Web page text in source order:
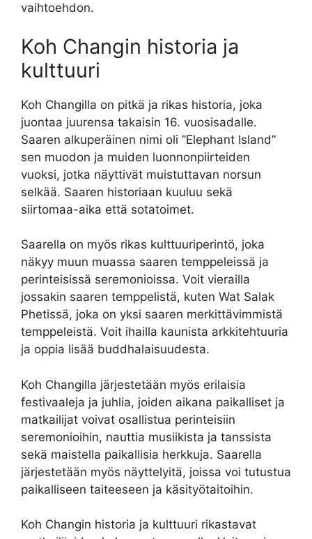
vaihtoehdon.
Koh Changin historia ja
kulttuuri
Koh Changilla on pitkä ja rikas historia, joka
juontaa juurensa takaisin 16. vuosisadalle.
Saaren alkuperäinen nimi oli ”Elephant Island”
sen muodon ja muiden luonnonpiirteiden
vuoksi, jotka näyttivät muistuttavan norsun
selkää. Saaren historiaan kuuluu sekä
siirtomaa-aika että sotatoimet.
Saarella on myös rikas kulttuuriperintö, joka
näkyy muun muassa saaren temppeleissä ja
perinteisissä seremonioissa. Voit vierailla
jossakin saaren temppelistä, kuten Wat Salak
Phetissä, joka on yksi saaren merkittävimmistä
temppeleistä. Voit ihailla kaunista arkkitehtuuria
ja oppia lisää buddhalaisuudesta.
Koh Changilla järjestetään myös erilaisia
festivaaleja ja juhlia, joiden aikana paikalliset ja
matkailijat voivat osallistua perinteisiin
seremonioihin, nauttia musiikista ja tanssista
sekä maistella paikallisia herkkuja. Saarella
järjestetään myös näyttelyitä, joissa voi tutustua
paikalliseen taiteeseen ja käsityötaitoihin.
Koh Changin historia ja kulttuuri rikastavat